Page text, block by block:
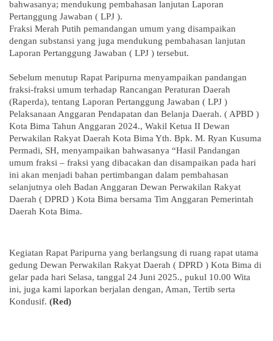
bahwasanya; mendukung pembahasan lanjutan Laporan
Pertanggung Jawaban ( LPJ ).
Fraksi Merah Putih pemandangan umum yang disampaikan
dengan substansi yang juga mendukung pembahasan lanjutan
Laporan Pertanggung Jawaban ( LPJ ) tersebut.
Sebelum menutup Rapat Paripurna menyampaikan pandangan
fraksi-fraksi umum terhadap Rancangan Peraturan Daerah
(Raperda), tentang Laporan Pertanggung Jawaban ( LPJ )
Pelaksanaan Anggaran Pendapatan dan Belanja Daerah. ( APBD )
Kota Bima Tahun Anggaran 2024., Wakil Ketua II Dewan
Perwakilan Rakyat Daerah Kota Bima Yth. Bpk. M. Ryan Kusuma
Permadi, SH, menyampaikan bahwasanya “Hasil Pandangan
umum fraksi – fraksi yang dibacakan dan disampaikan pada hari
ini akan menjadi bahan pertimbangan dalam pembahasan
selanjutnya oleh Badan Anggaran Dewan Perwakilan Rakyat
Daerah ( DPRD ) Kota Bima bersama Tim Anggaran Pemerintah
Daerah Kota Bima.
Kegiatan Rapat Paripurna yang berlangsung di ruang rapat utama
gedung Dewan Perwakilan Rakyat Daerah ( DPRD ) Kota Bima di
gelar pada hari Selasa, tanggal 24 Juni 2025., pukul 10.00 Wita
ini, juga kami laporkan berjalan dengan, Aman, Tertib serta
Kondusif. (Red)